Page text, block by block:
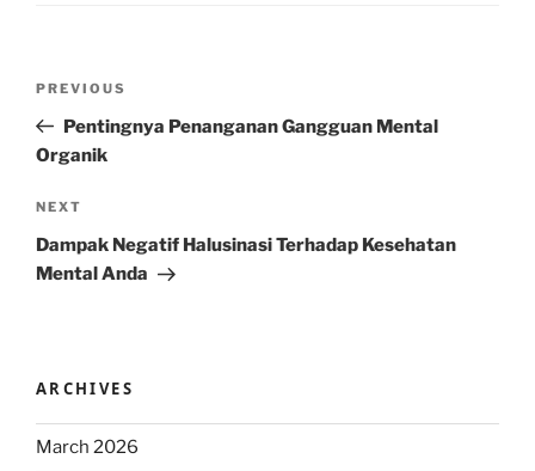
Previous
Post
PREVIOUS
Pentingnya Penanganan Gangguan Mental
Organik
Next
Post
NEXT
Dampak Negatif Halusinasi Terhadap Kesehatan
Mental Anda
ARCHIVES
March 2026